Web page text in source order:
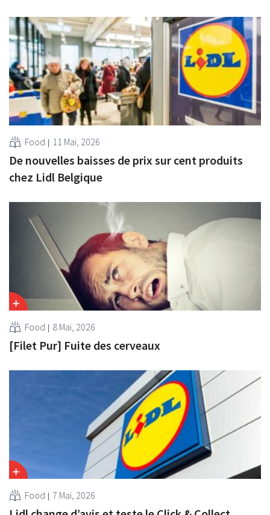
Food 11 Mai, 2026
De nouvelles baisses de prix sur cent produits
chez Lidl Belgique
Food 8 Mai, 2026
[Filet Pur] Fuite des cerveaux
Food 7 Mai, 2026